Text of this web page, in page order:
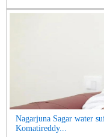
Nagarjuna Sagar water
Komatireddy...